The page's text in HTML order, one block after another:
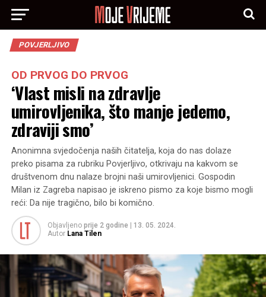
POVJERLJIVO
OD PRVOG DO PRVOG
‘Vlast misli na zdravlje
umirovljenika, što manje jedemo,
zdraviji smo’
Anonimna svjedočenja naših čitatelja, koja do nas dolaze
preko pisama za rubriku Povjerljivo, otkrivaju na kakvom se
društvenom dnu nalaze brojni naši umirovljenici. Gospodin
Milan iz Zagreba napisao je iskreno pismo za koje bismo mogli
reći: Da nije tragično, bilo bi komično.
Objavljeno prije 2 godine
13. 05. 2024.
Autor Lana Tilen